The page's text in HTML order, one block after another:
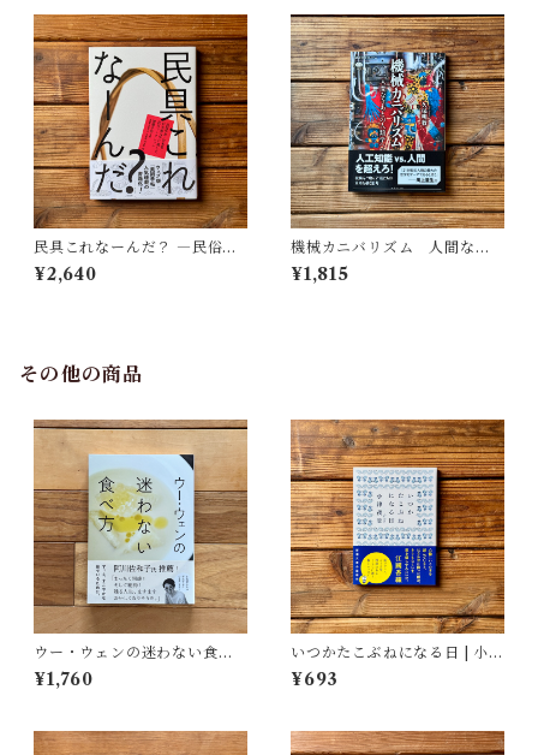
民具これなーんだ？ ―民俗学
者・宮本常一が美術大学に遺
した民具コレクション | 加藤幸
¥2,640
機械カニバリズム 人間なき
あとの人類学へ｜久保 明教
¥1,815
その他の商品
ウー・ウェンの迷わない食べ
方 | ウー・ウェン
¥1,760
いつかたこぶねになる日 | 小津
夜景
¥693